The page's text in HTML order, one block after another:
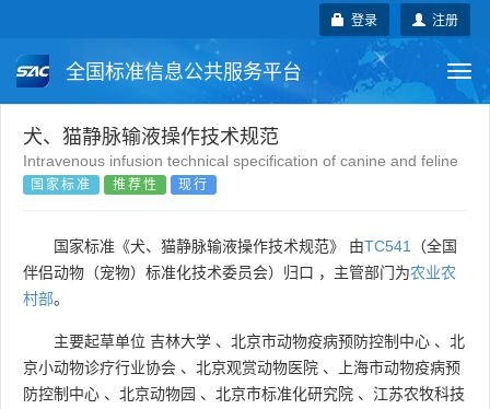
注册
登录
全国标准信息公共服务平台
国家标准 行业标准
团体标准
国外标准 技术委员会
犬、猫静脉输液操作技术规范
Intravenous infusion technical specification of canine and feline
国家标准 推荐性 现行
国家标准《犬、猫静脉输液操作技术规范》 由TC541
（全国
伴侣动物（宠物）标准化技术委员会）归口 ，主管部门为农业农
村部。
主要起草单位 吉林大学 、 北京市动物疫病预防控制中心 、 北
京小动物诊疗行业协会 、 北京观赏动物医院 、
上海市动物疫病预
防控制中心 、 北京动物园 、 北京市标准化研究院 、 江苏农牧科技